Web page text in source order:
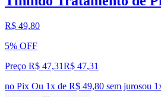
R$ 49,80
5% OFF
Preço R$ 47,31R$ 47,31
no Pix Ou 1x de R$ 49,80 sem jurosou 1